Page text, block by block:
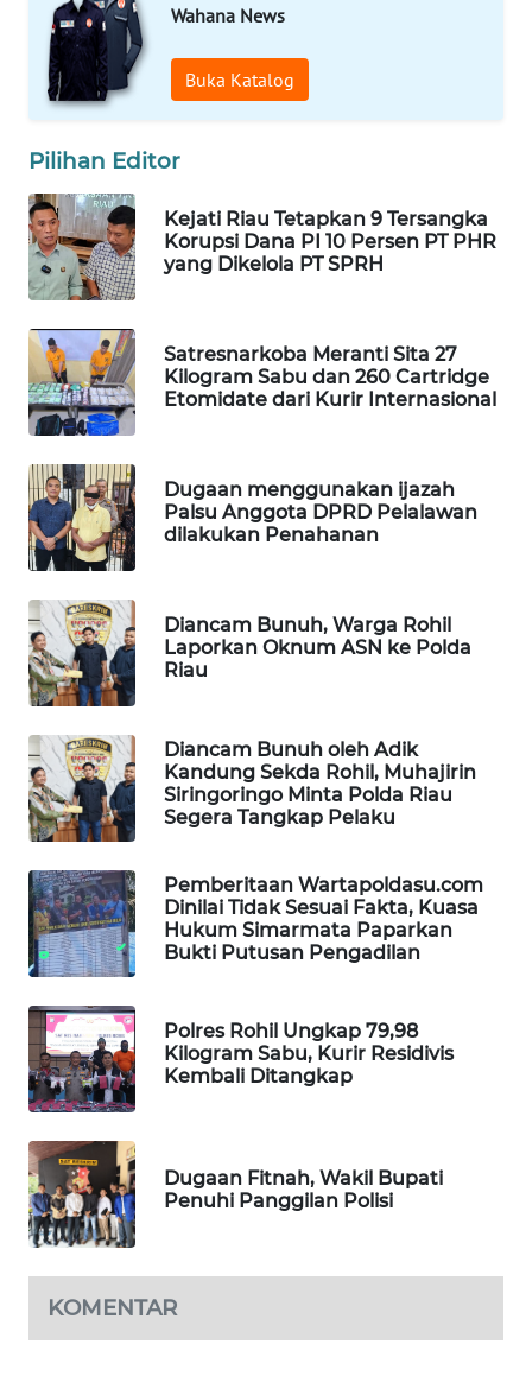
Wahana News
Buka Katalog
Pilihan Editor
Kejati Riau Tetapkan 9 Tersangka
Korupsi Dana PI 10 Persen PT PHR
yang Dikelola PT SPRH
Satresnarkoba Meranti Sita 27
Kilogram Sabu dan 260 Cartridge
Etomidate dari Kurir Internasional
Dugaan menggunakan ijazah
Palsu Anggota DPRD Pelalawan
dilakukan Penahanan
Diancam Bunuh, Warga Rohil
Laporkan Oknum ASN ke Polda
Riau
Diancam Bunuh oleh Adik
Kandung Sekda Rohil, Muhajirin
Siringoringo Minta Polda Riau
Segera Tangkap Pelaku
Pemberitaan Wartapoldasu.com
Dinilai Tidak Sesuai Fakta, Kuasa
Hukum Simarmata Paparkan
Bukti Putusan Pengadilan
Polres Rohil Ungkap 79,98
Kilogram Sabu, Kurir Residivis
Kembali Ditangkap
Dugaan Fitnah, Wakil Bupati
Penuhi Panggilan Polisi
KOMENTAR
Wahana
Media
Group
NEWS
WAHANA
TANI
ADVOKAT
WAHANA
INFRASTRUKTUR
WAHANA
KONSUMEN
LISTRIK
WAHANA
TRAVEL
WAHANA
TV
WAHANANEWS
ID
WAHANANEWS
CO ID
WAHANANEWS
NET
WAHANA
SPORT
WAHANA
UMKM
SELEB